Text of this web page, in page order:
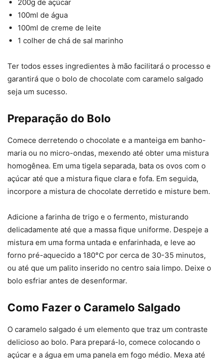
200g de açúcar
100ml de água
100ml de creme de leite
1 colher de chá de sal marinho
Ter todos esses ingredientes à mão facilitará o processo e
garantirá que o bolo de chocolate com caramelo salgado
seja um sucesso.
Preparação do Bolo
Comece derretendo o chocolate e a manteiga em banho-
maria ou no micro-ondas, mexendo até obter uma mistura
homogênea. Em uma tigela separada, bata os ovos com o
açúcar até que a mistura fique clara e fofa. Em seguida,
incorpore a mistura de chocolate derretido e misture bem.
Adicione a farinha de trigo e o fermento, misturando
delicadamente até que a massa fique uniforme. Despeje a
mistura em uma forma untada e enfarinhada, e leve ao
forno pré-aquecido a 180°C por cerca de 30-35 minutos,
ou até que um palito inserido no centro saia limpo. Deixe o
bolo esfriar antes de desenformar.
Como Fazer o Caramelo Salgado
O caramelo salgado é um elemento que traz um contraste
delicioso ao bolo. Para prepará-lo, comece colocando o
açúcar e a água em uma panela em fogo médio. Mexa até